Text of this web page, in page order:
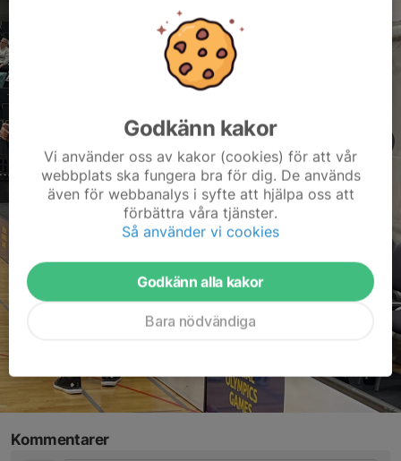
Kommentarer
Godkänn kakor
Vi använder oss av kakor (cookies) för att vår
webbplats ska fungera bra för dig. De används
även för webbanalys i syfte att hjälpa oss att
förbättra våra tjänster.
Så använder vi cookies
Godkänn alla kakor
Bara nödvändiga